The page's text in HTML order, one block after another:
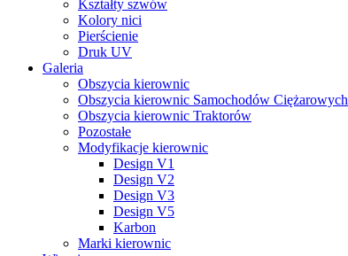
Kształty szwów
Kolory nici
Pierścienie
Druk UV
Galeria
Obszycia kierownic
Obszycia kierownic Samochodów Ciężarowych
Obszycia kierownic Traktorów
Pozostałe
Modyfikacje kierownic
Design V1
Design V2
Design V3
Design V5
Karbon
Marki kierownic